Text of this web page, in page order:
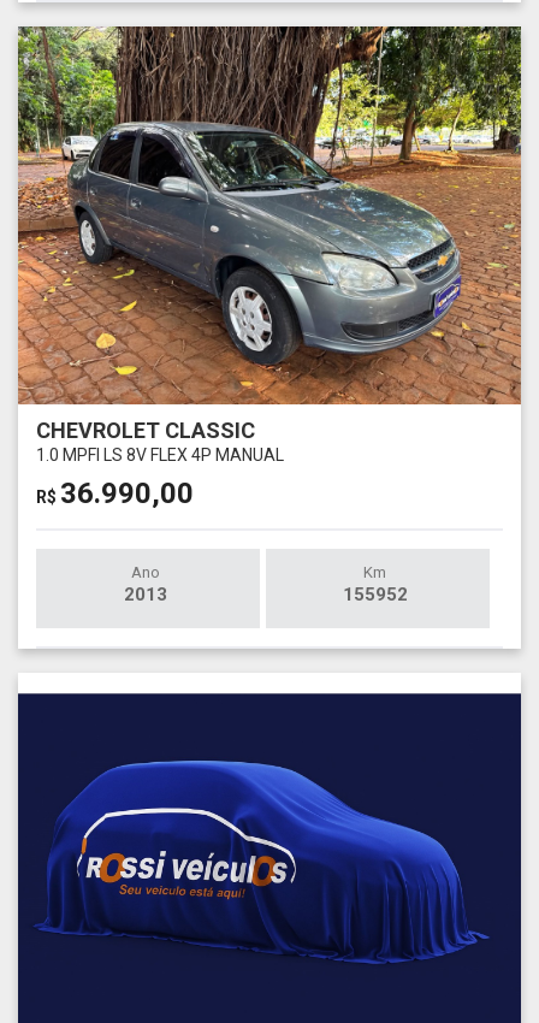
CHEVROLET CLASSIC
1.0 MPFI LS 8V FLEX 4P MANUAL
R$ 36.990,00
Ano
2013
Km
155952